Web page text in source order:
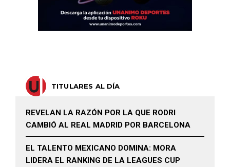
TITULARES AL DÍA
REVELAN LA RAZÓN POR LA QUE RODRI
CAMBIÓ AL REAL MADRID POR BARCELONA
EL TALENTO MEXICANO DOMINA: MORA
LIDERA EL RANKING DE LA LEAGUES CUP